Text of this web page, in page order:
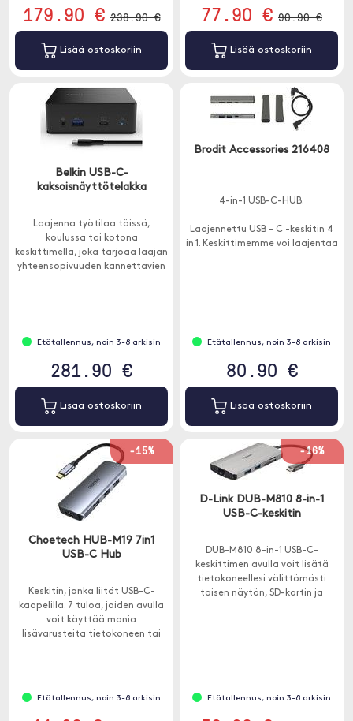
179.90 € 238.90 €
Lisää ostoskoriin
77.90 € 90.90 €
Lisää ostoskoriin
Belkin USB-C-
kaksoisnäyttötelakka
Laajenna työtilaa töissä,
koulussa tai kotona
keskittimellä, joka tarjoaa laajan
yhteensopivuuden kannettavien
Etätallennus, noin 3-8 arkisin
281.90 €
Lisää ostoskoriin
Brodit Accessories 216408
4-in-1 USB-C-HUB.
Laajennettu USB - C -keskitin 4
in 1. Keskittimemme voi laajentaa
Etätallennus, noin 3-8 arkisin
80.90 €
Lisää ostoskoriin
-15%
Choetech HUB-M19 7in1
USB-C Hub
Keskitin, jonka liität USB-C-
kaapelilla. 7 tuloa, joiden avulla
voit käyttää monia
lisävarusteita tietokoneen tai
Etätallennus, noin 3-8 arkisin
-16%
D-Link DUB-M810 8-in-1
USB-C-keskitin
DUB-M810 8-in-1 USB-C-
keskittimen avulla voit lisätä
tietokoneellesi välittömästi
toisen näytön, SD-kortin ja
Etätallennus, noin 3-8 arkisin